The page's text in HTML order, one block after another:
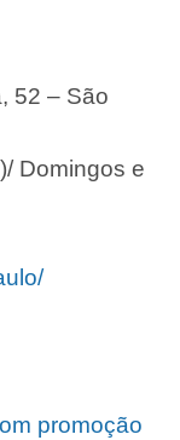
52 – São
Domingos e
promoção